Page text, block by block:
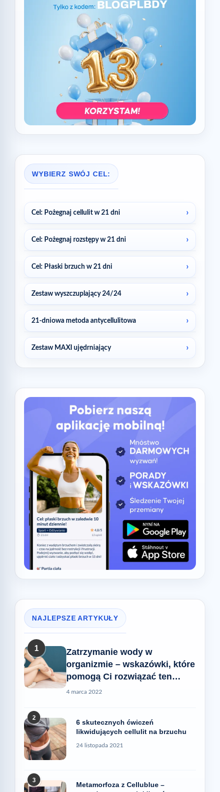
WYBIERZ SWÓJ CEL:
Cel: Pożegnaj cellulit w 21 dni
Cel: Pożegnaj rozstępy w 21 dni
Cel: Płaski brzuch w 21 dni
Zestaw wyszczuplający 24/24
21-dniowa metoda antycellulitowa
Zestaw MAXI ujędrniający
NAJLEPSZE ARTYKUŁY
1
Zatrzymanie wody w
organizmie – wskazówki, które
pomogą Ci rozwiązać ten
problem
4 marca 2022
2
6 skutecznych ćwiczeń
likwidujących cellulit na brzuchu
24 listopada 2021
3
Metamorfoza z Cellublue –